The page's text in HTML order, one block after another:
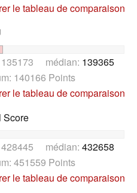
le tableau de comparaison
médian: 139365
140166 Points
le tableau de comparaison
Score
médian: 432658
451559 Points
le tableau de comparaison